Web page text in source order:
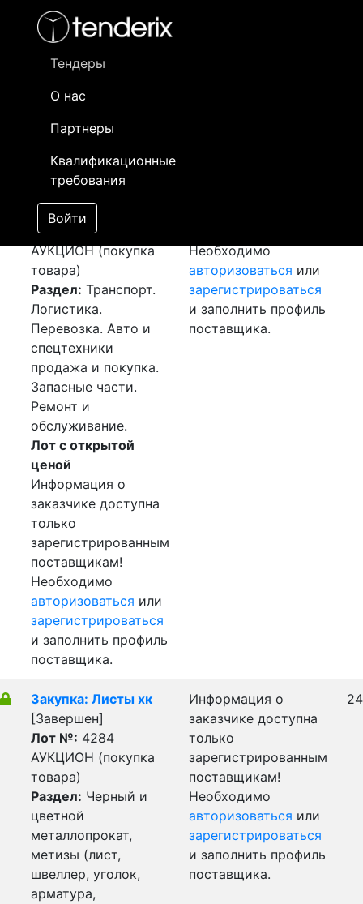
Тендеры
О нас
Партнеры
Квалификационные
требования
Войти
- активный лот
- сохраненный лот (не опубликован)
Закупка: Перевозка
г.Леньяно (Италия) -
г.Шымкент (РК)
[Завершен]
Лот №:4285
АУКЦИОН (покупка
товара)
Раздел: Транспорт.
Логистика.
Перевозка. Авто и
спецтехники
продажа и покупка.
Запасные части.
Ремонт и
обслуживание.
Лот с открытой
ценой
Информация о
заказчике доступна
только
зарегистрированным
поставщикам!
Необходимо
авторизоваться или
зарегистрироваться
и заполнить профиль
поставщика.
Необходимо
авторизоваться или
зарегистрироваться
и заполнить профиль
поставщика.
Закупка: Листы хк
[Завершен]
Лот №: 4284
АУКЦИОН (покупка
товара)
Раздел: Черный и
цветной
металлопрокат,
метизы (лист,
швеллер, уголок,
арматура,
Информация о
заказчике доступна
только
зарегистрированным
поставщикам!
Необходимо
авторизоваться или
зарегистрироваться
и заполнить профиль
поставщика.